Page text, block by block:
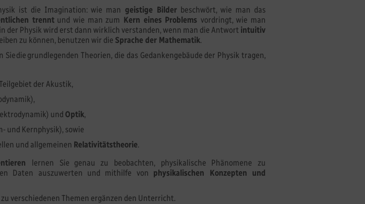
ist die Imagination: wie man geistige Bilderbeschwört, wie man das
trenntund wie man zum Kern eines Problems vordringt, wie man
der Physik wird erst dann wirklich verstanden, wenn man die Antwort intuitiv
zu können, benutzen wir die Sprache der Mathematik.
die grundlegenden Theorien, die das Gedankengebäude der Physik tragen,
der Akustik,
und Optik,
und Kernphysik), sowie
und allgemeinen Relativitätstheorie.
lernen Sie genau zu beobachten, physikalische Phänomene zu
Daten auszuwerten und mithilfe von physikalischen Konzepten und
zu verschiedenen Themen ergänzen den Unterricht.